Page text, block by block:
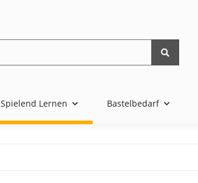
Spielend Lernen Bastelbedarf